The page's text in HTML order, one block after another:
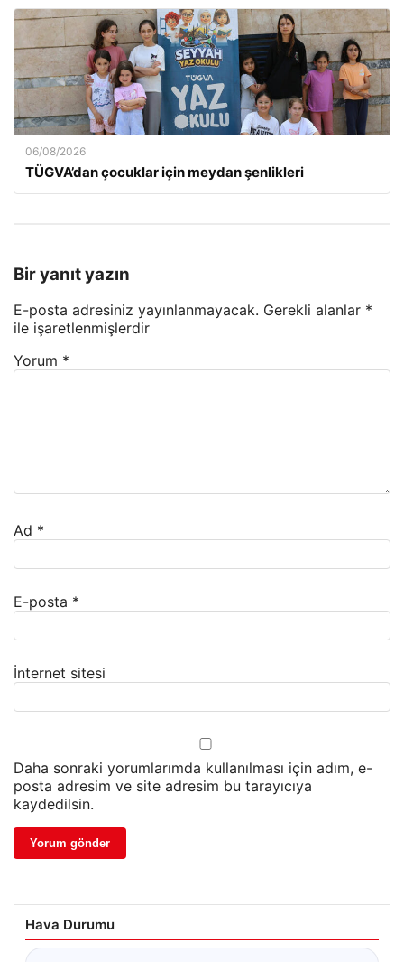
06/08/2026
TÜGVA’dan çocuklar için meydan şenlikleri
Bir yanıt yazın
E-posta adresiniz yayınlanmayacak. Gerekli alanlar *
ile işaretlenmişlerdir
Yorum *
Ad *
E-posta *
İnternet sitesi
Daha sonraki yorumlarımda kullanılması için adım, e-
posta adresim ve site adresim bu tarayıcıya
kaydedilsin.
Hava Durumu